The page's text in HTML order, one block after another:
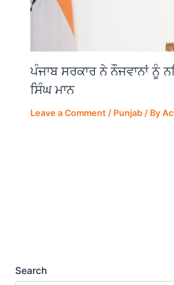
ਪੰਜਾਬ ਸਰਕਾਰ ਨੇ ਨੌਜਵਾਨਾਂ ਨੂੰ
ਸਿੰਘ ਮਾਨ
Leave a Comment / Punjab / By
Search